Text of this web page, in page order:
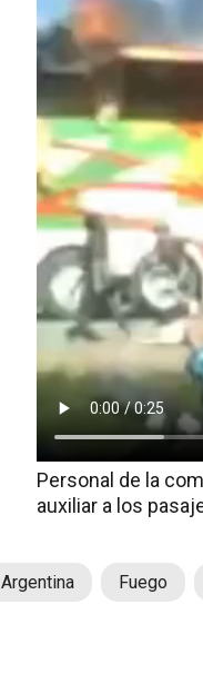
Personal de la
auxiliar a los
Argentina Fuego